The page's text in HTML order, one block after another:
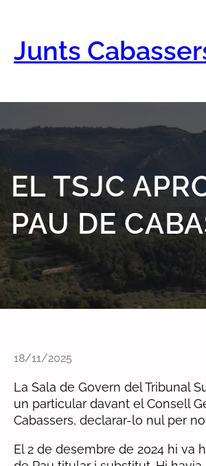
contingut
Junts
EL TSJC
PAU DE
18/11/2025
La Sala de Govern del Tribunal
un particular davant el Consell
Cabassers, declarar-lo nul per
El 2 de desembre de 2024 hi va